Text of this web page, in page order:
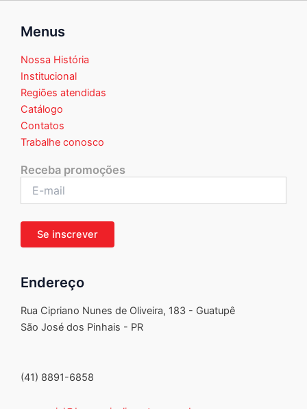
Menus
Nossa História
Institucional
Regiões atendidas
Catálogo
Contatos
Trabalhe conosco
Receba promoções
Endereço
Rua Cipriano Nunes de Oliveira, 183 - Guatupê
São José dos Pinhais - PR
(41) 8891-6858